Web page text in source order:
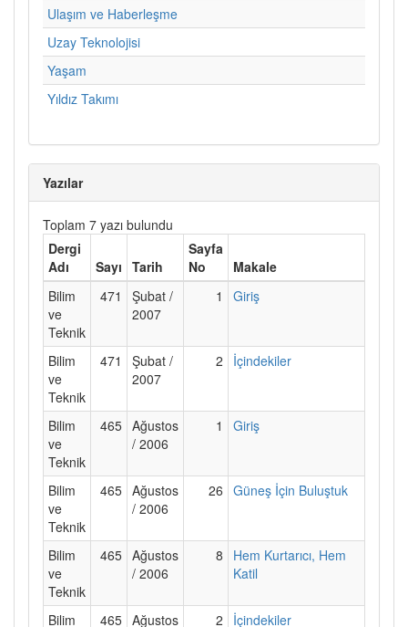
Ulaşım ve Haberleşme
Uzay Teknolojisi
Yaşam
Yıldız Takımı
Yazılar
Toplam 7 yazı bulundu
Dergi
Adı
Sayı Tarih
Sayfa
No
Makale
Bilim
ve
Teknik
471
Şubat /
2007
1 Giriş
Bilim
ve
Teknik
471
Şubat /
2007
2 İçindekiler
Bilim
ve
Teknik
465 Ağustos
/ 2006
1 Giriş
Bilim
ve
Teknik
465 Ağustos
/ 2006
26 Güneş İçin Buluştuk
Bilim
ve
Teknik
465 Ağustos
/ 2006
8
Hem Kurtarıcı, Hem
Katil
Bilim 465 Ağustos 2 İçindekiler